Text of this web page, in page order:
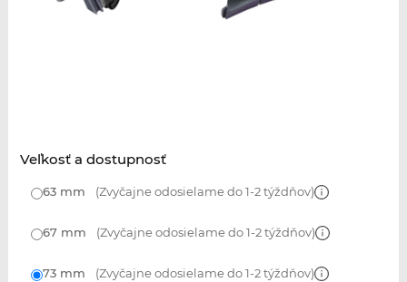
Veľkosť a dostupnosť
63 mm (Zvyčajne odosielame do 1-2 týždňov)
67 mm (Zvyčajne odosielame do 1-2 týždňov)
73 mm (Zvyčajne odosielame do 1-2 týždňov)